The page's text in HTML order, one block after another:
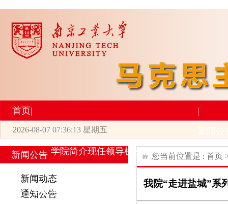
首页|
2026世界杯官网
学院简介现任领导机构设置师资力量
|
研究生培养
2026-08-07 07:36:13 星期五
新闻公告
新闻动态
通知公告
您当前位置是 : 首页
我院“走进盐城”系